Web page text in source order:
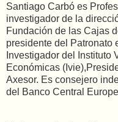
Santiago Carbó es
investigador de la
Fundación de las Cajas
presidente del Patronato
Investigador del Instituto
Económicas
Axesor. Es consejero
del Banco Central